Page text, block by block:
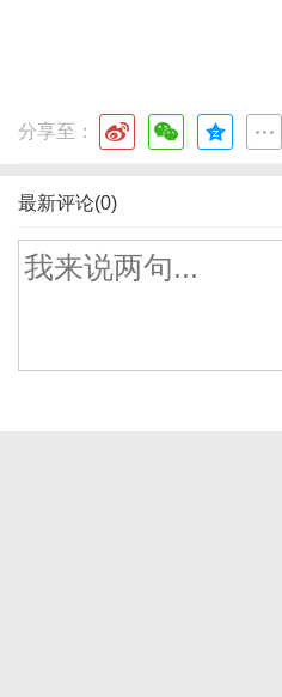
分享至：
最新评论(0)